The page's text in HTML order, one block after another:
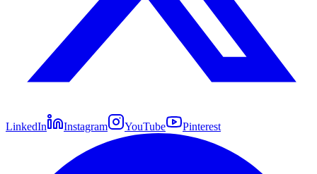
LinkedIn Instagram YouTube Pinterest